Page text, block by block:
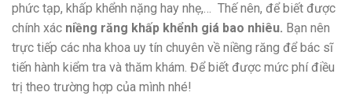
phức tạp, khấp khểnh nặng hay nhẹ,… Thế nên, để biết được
chính xác niềng răng khấp khểnh giá bao nhiêu. Bạn nên
trực tiếp các nha khoa uy tín chuyên về niềng răng để bác sĩ
tiến hành kiểm tra và thăm khám. Để biết được mức phí điều
trị theo trường hợp của mình nhé!